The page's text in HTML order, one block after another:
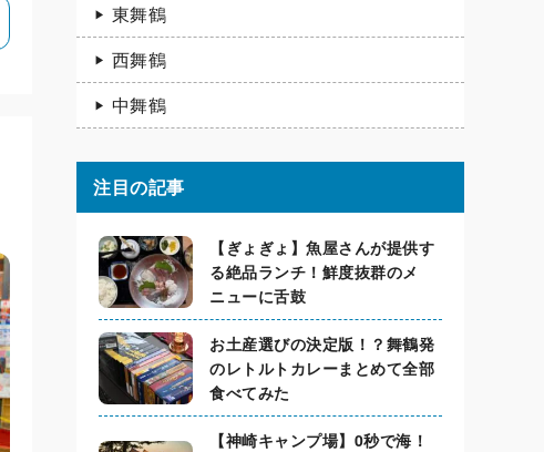
東舞鶴
西舞鶴
中舞鶴
注目の記事
【ぎょぎょ】魚屋さんが提供す
る絶品ランチ！鮮度抜群のメ
ニューに舌鼓
お土産選びの決定版！？舞鶴発
のレトルトカレーまとめて全部
食べてみた
【神崎キャンプ場】0秒で海！